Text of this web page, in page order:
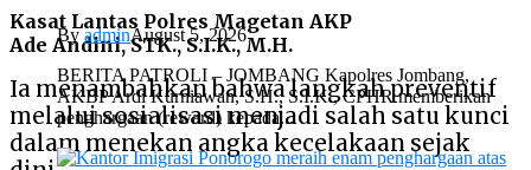
Kasat Lantas Polres Magetan AKP
Ade Andini, STK., S.I.K., M.H.
Ia menambahkan bahwa langkah preventif
melalui sosialisasi menjadi salah satu kunci
dalam menekan angka kecelakaan sejak
By adminAugust 5, 2026
BERITA PATROLI – JOMBANG Kapolres Jombang,
AKBP Ardi Kurniawan, S.H., S.I.K., CPHR memberikan
penghargaan (reward) kepada...